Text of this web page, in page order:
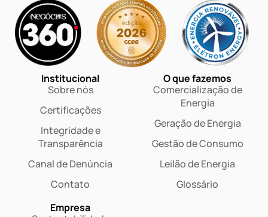
Institucional
Sobre nós
Certificações
Integridade e
Transparência
Canal de Denúncia
Contato
O que fazemos
Comercialização de
Energia
Geração de Energia
Gestão de Consumo
Leilão de Energia
Glossário
Empresa